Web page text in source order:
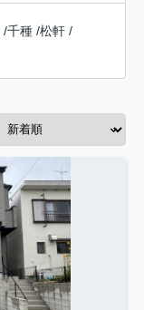
/千種 /松軒 /